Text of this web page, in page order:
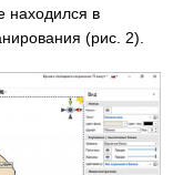
находился в
(рис. 2).